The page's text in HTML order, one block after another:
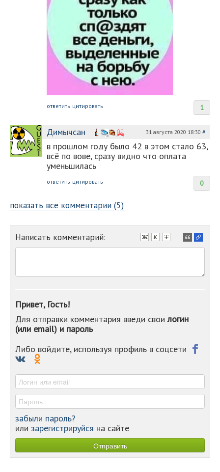
1
ответить цитировать
Димычсан 31 августа 2020 18:30 #
в прошлом году было 42 в этом стало 63,
всё по вове, сразу видно что оплата
уменьшилась
0
ответить цитировать
показать все комментарии (5)
Написать комментарий:
-
-
-
-
-
Привет, Гость!
Для отправки комментария введи своилогин
(или email) и пароль
Либо войдите, используя профиль в соцсети
забыли пароль?
или зарегистрируйся на сайте